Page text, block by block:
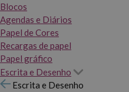
Blocos
Agendas e Diários
Papel de Cores
Recargas de papel
Papel gráfico
Escrita e Desenho
Escrita e Desenho